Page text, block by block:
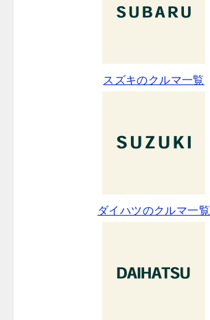
スズキのクルマ一覧
ダイハツのクルマ一覧